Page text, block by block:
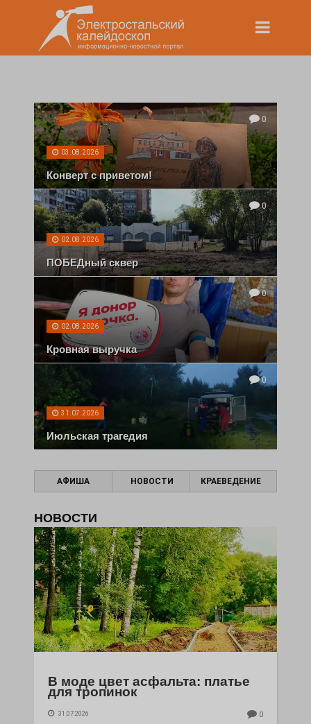
0
03.08.2026
Конверт с приветом!
0
02.08.2026
ПОБЕДный сквер
0
02.08.2026
Кровная выручка
0
31.07.2026
Июльская трагедия
АФИША НОВОСТИ КРАЕВЕДЕНИЕ
НОВОСТИ
В моде цвет асфальта: платье
для тропинок
31.07.2026 0